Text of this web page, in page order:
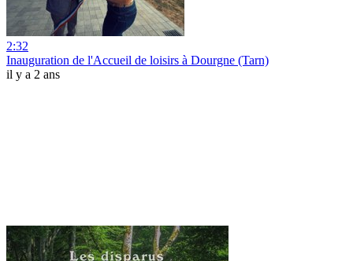
2:32
Inauguration de l'Accueil de loisirs à Dourgne (Tarn)
il y a 2 ans